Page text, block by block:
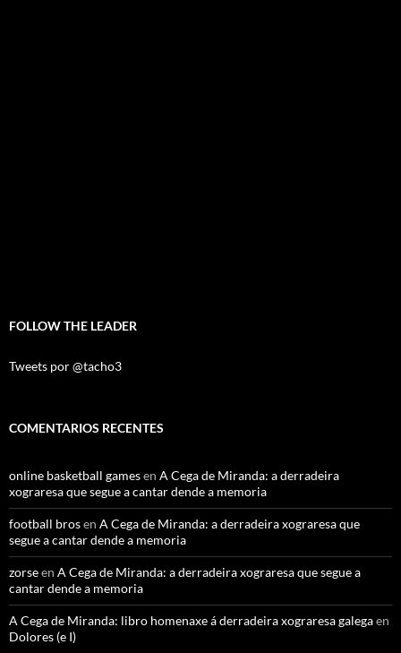
FOLLOW THE LEADER
Tweets por @tacho3
COMENTARIOS RECENTES
online basketball gamesen A Cega de Miranda: a derradeira
xograresa que segue a cantar dende a memoria
football brosen A Cega de Miranda: a derradeira xograresa que
segue a cantar dende a memoria
zorseen A Cega de Miranda: a derradeira xograresa que segue a
cantar dende a memoria
A Cega de Miranda: libro homenaxe á derradeira xograresa galegaen
Dolores (e I)